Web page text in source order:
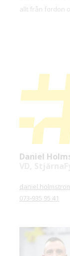
allt från fordon
Daniel
073-935 95 41